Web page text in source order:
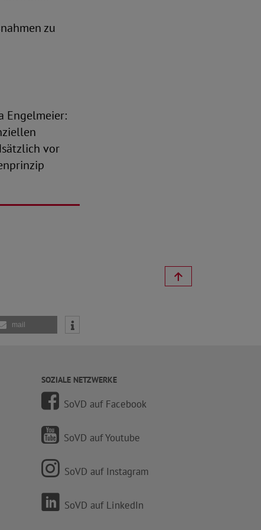
zu
Engelmeier:
vor
mail
SOZIALE NETZWERKE
SoVD auf Facebook
SoVD auf Youtube
SoVD auf Instagram
SoVD auf LinkedIn